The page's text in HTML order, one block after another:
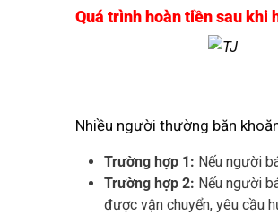
Quá trình hoàn tiền sau khi
Nhiều người thường băn
Trường hợp 1: Nếu người
Trường hợp 2: Nếu người
được vận chuyển, yêu cầu